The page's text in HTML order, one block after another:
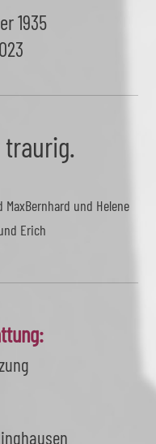
1935
MaxBernhard und Helene
Erich